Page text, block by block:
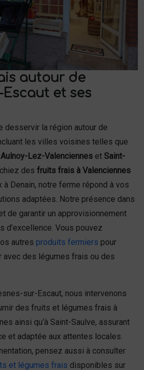
autour de
et ses
desservir la région autour de
les villes voisines telles que
Aulnoy-Lez-Valenciennes et Saint-
des fruits frais à Valenciennes
Denain, notre ferme répond à vos
adaptées. Notre présence dans
de garantir un approvisionnement
d’excellence. Vous pouvez
autres produits fermiers pour
avec des légumes frais ou des
sur-Escaut, nous intervenons
des fruits et légumes frais à
ainsi qu’à Saint-Saulve, assurant
et adaptée aux attentes locales.
pensez aussi à consulter
et légumes frais disponibles sur